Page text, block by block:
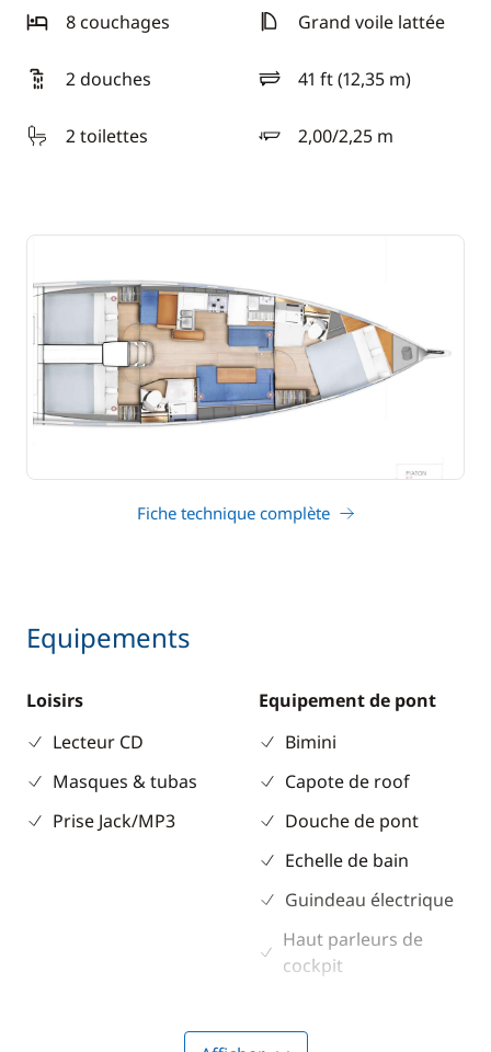
8 couchages
Grand voile lattée
2 douches 41 ft (12,35 m)
longueur
2 toilettes
2,00/2,25 m
tirant d'eau
Fiche technique complète
Equipements
Loisirs
Lecteur CD
Masques & tubas
Prise Jack/MP3
Equipement de pont
Bimini
Capote de roof
Douche de pont
Echelle de bain
Guindeau électrique
Haut parleurs de
cockpit